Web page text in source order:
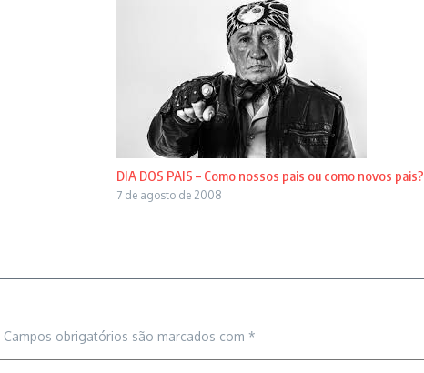
DIA DOS PAIS – Como nossos pais ou como novos pais?
7 de agosto de 2008
Campos obrigatórios são marcados com *